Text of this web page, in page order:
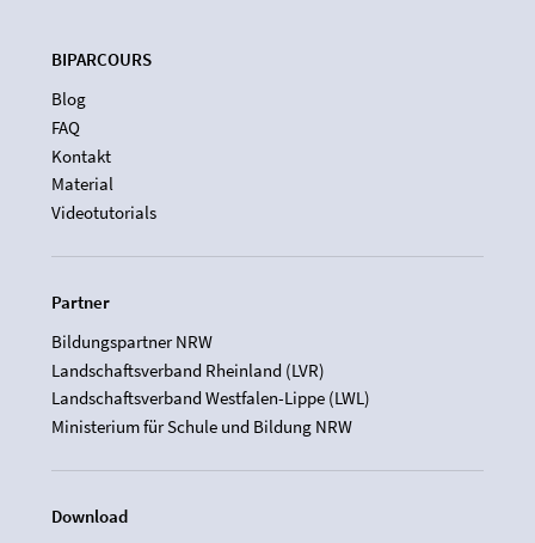
BIPARCOURS
Blog
FAQ
Kontakt
Material
Videotutorials
Partner
Bildungspartner NRW
Landschaftsverband Rheinland (LVR)
Landschaftsverband Westfalen-Lippe (LWL)
Ministerium für Schule und Bildung NRW
Download